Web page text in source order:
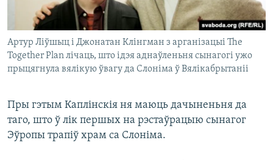
Артур Ліўшыц і Джонатан Клінгман з арганізацыі The
Together Plan лічаць, што ідэя аднаўленьня сынагогі ужо
прыцягнула вялікую ўвагу да Слоніма ў Вялікабрытаніі
Пры гэтым Каплінскія ня маюць дачыненьня да
таго, што ў лік першых на рэстаўрацыю сынагог
Эўропы трапіў храм са Слоніма.